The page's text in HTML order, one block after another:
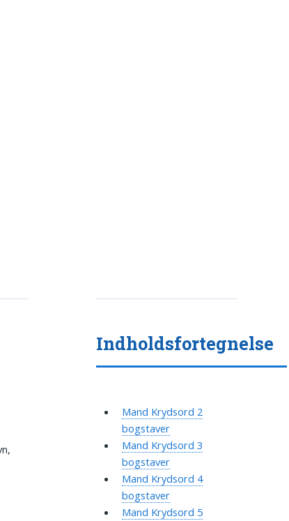
Indholdsfortegnelse
Mand Krydsord 2
bogstaver
Mand Krydsord 3
bogstaver
Mand Krydsord 4
bogstaver
Mand Krydsord 5